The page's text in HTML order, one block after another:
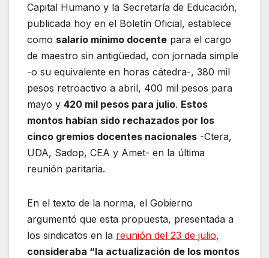
Capital Humano y la Secretaría de Educación,
publicada hoy en el Boletín Oficial, establece
como salario mínimo docente para el cargo
de maestro sin antigüedad, con jornada simple
-o su equivalente en horas cátedra-, 380 mil
pesos retroactivo a abril, 400 mil pesos para
mayo y 420 mil pesos para julio. Estos
montos habían sido rechazados por los
cinco gremios docentes nacionales -Ctera,
UDA, Sadop, CEA y Amet- en la última
reunión paritaria.
En el texto de la norma, el Gobierno
argumentó que esta propuesta, presentada a
los sindicatos en la reunión del 23 de julio,
consideraba “la actualización de los montos